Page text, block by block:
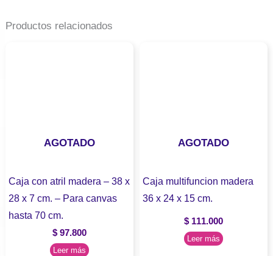
Productos relacionados
AGOTADO
Caja con atril madera – 38 x
28 x 7 cm. – Para canvas
hasta 70 cm.
$ 97.800
Leer más
AGOTADO
Caja multifuncion madera
36 x 24 x 15 cm.
$111.000
Leer más